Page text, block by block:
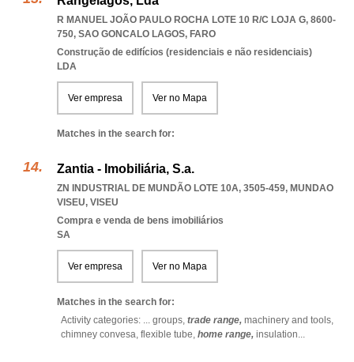
R MANUEL JOÃO PAULO ROCHA LOTE 10 R/C LOJA G, 8600-
750, SAO GONCALO LAGOS, FARO
Construção de edifícios (residenciais e não residenciais)
LDA
Ver empresa Ver no Mapa
Matches in the search for:
Zantia - Imobiliária, S.a.
ZN INDUSTRIAL DE MUNDÃO LOTE 10A, 3505-459, MUNDAO
VISEU, VISEU
Compra e venda de bens imobiliários
SA
Ver empresa Ver no Mapa
Matches in the search for:
Activity categories: ... groups, trade range, machinery and tools,
chimney convesa, flexible tube, home range, insulation...